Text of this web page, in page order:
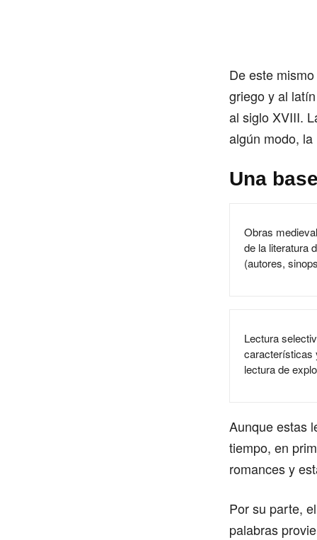
De este
griego y al
al siglo XVIII.
algún modo,
Una
Obras
de la literatura
(autores,
Lectura
características
lectura de
Aunque estas
tiempo, en
romances y
Por su parte,
palabras